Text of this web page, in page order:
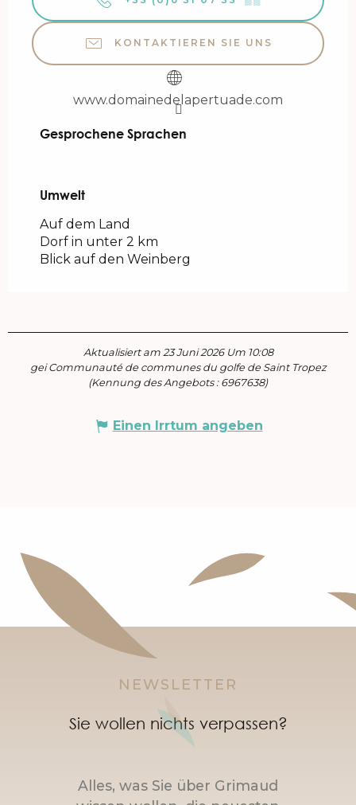
KONTAKTIEREN SIE UNS
www.domainedelapertuade.com
Gesprochene Sprachen
Gesprochene Sprachen
Umwelt
Umwelt
Auf dem Land
Dorf in unter 2 km
Blick auf den Weinberg
Aktualisiert am 23 Juni 2026 Um 10:08
gei Communauté de communes du golfe de Saint Tropez
(Kennung des Angebots : 6967638)
Einen Irrtum angeben
NEWSLETTER
Sie wollen nichts verpassen?
Alles, was Sie über Grimaud